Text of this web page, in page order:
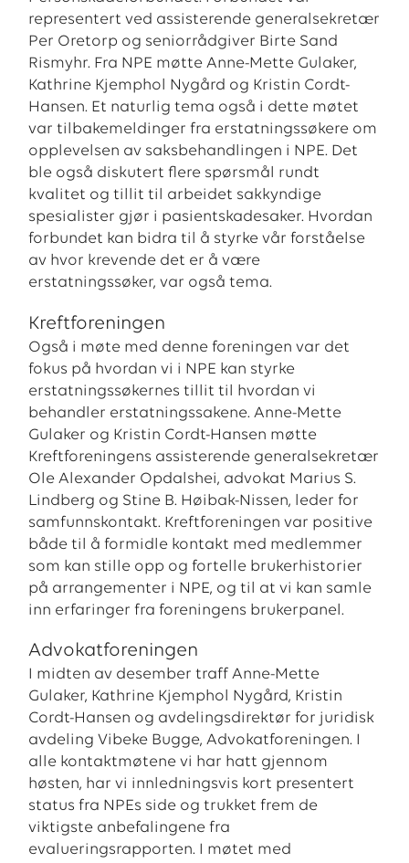
representert ved assisterende generalsekretær
Per Oretorp og seniorrådgiver Birte Sand
Rismyhr. Fra NPE møtte Anne-Mette Gulaker,
Kathrine Kjemphol Nygård og Kristin Cordt-
Hansen. Et naturlig tema også i dette møtet
var tilbakemeldinger fra erstatningssøkere om
opplevelsen av saksbehandlingen i NPE. Det
ble også diskutert flere spørsmål rundt
kvalitet og tillit til arbeidet sakkyndige
spesialister gjør i pasientskadesaker. Hvordan
forbundet kan bidra til å styrke vår forståelse
av hvor krevende det er å være
erstatningssøker, var også tema.
Kreftforeningen
Også i møte med denne foreningen var det
fokus på hvordan vi i NPE kan styrke
erstatningssøkernes tillit til hvordan vi
behandler erstatningssakene. Anne-Mette
Gulaker og Kristin Cordt-Hansen møtte
Kreftforeningens assisterende generalsekretær
Ole Alexander Opdalshei, advokat Marius S.
Lindberg og Stine B. Høibak-Nissen, leder for
samfunnskontakt. Kreftforeningen var positive
både til å formidle kontakt med medlemmer
som kan stille opp og fortelle brukerhistorier
på arrangementer i NPE, og til at vi kan samle
inn erfaringer fra foreningens brukerpanel.
Advokatforeningen
I midten av desember traff Anne-Mette
Gulaker, Kathrine Kjemphol Nygård, Kristin
Cordt-Hansen og avdelingsdirektør for juridisk
avdeling Vibeke Bugge, Advokatforeningen. I
alle kontaktmøtene vi har hatt gjennom
høsten, har vi innledningsvis kort presentert
status fra NPEs side og trukket frem de
viktigste anbefalingene fra
evalueringsrapporten. I møtet med